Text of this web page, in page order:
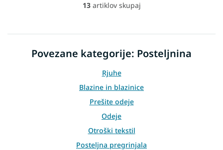
L
t
n
c
o
n
t
r
o
l
s
13artiklov skupaj
Povezane kategorije: Posteljnina
Rjuhe
Blazine in blazinice
Prešite odeje
Odeje
Otroški tekstil
Posteljna pregrinjala